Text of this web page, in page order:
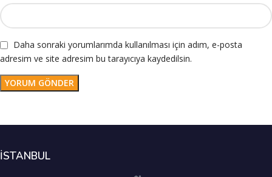
Daha sonraki yorumlarımda kullanılması için adım, e-posta
adresim ve site adresim bu tarayıcıya kaydedilsin.
İSTANBUL